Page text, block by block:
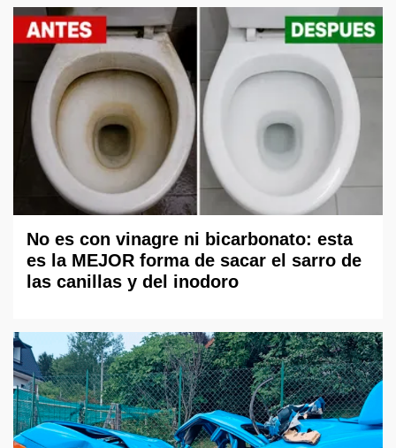
No es con vinagre ni bicarbonato: esta
es la MEJOR forma de sacar el sarro de
las canillas y del inodoro